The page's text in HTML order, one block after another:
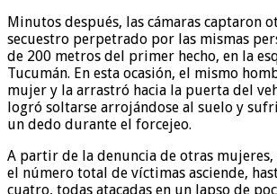
Minutos después, las cámaras captaron
secuestro perpetrado por las mismas
de 200 metros del primer hecho, en la
Tucumán. En esta ocasión, el mismo
mujer y la arrastró hacia la puerta del
logró soltarse arrojándose al suelo y
un dedo durante el forcejeo.
A partir de la denuncia de otras
el número total de víctimas asciende,
cuatro, todas atacadas en un lapso de